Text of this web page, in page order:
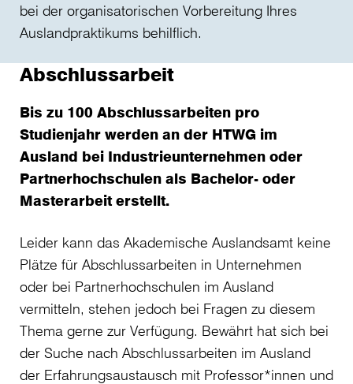
bei der organisatorischen Vorbereitung Ihres
Auslandpraktikums behilflich.
Abschlussarbeit
Bis zu 100 Abschlussarbeiten pro
Studienjahr werden an der HTWG im
Ausland bei Industrieunternehmen oder
Partnerhochschulen als Bachelor- oder
Masterarbeit erstellt.
Leider kann das Akademische Auslandsamt keine
Plätze für Abschlussarbeiten in Unternehmen
oder bei Partnerhochschulen im Ausland
vermitteln, stehen jedoch bei Fragen zu diesem
Thema gerne zur Verfügung. Bewährt hat sich bei
der Suche nach Abschlussarbeiten im Ausland
der Erfahrungsaustausch mit Professor*innen und